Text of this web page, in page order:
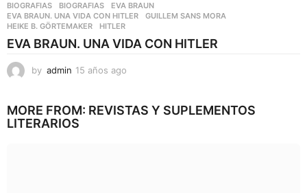
BIOGRAFIAS BIOGRAFIAS ,EVA BRAUN
EVA BRAUN. UNA VIDA CON HITLER
,GUILLEM SANS MORA
HEIKE B. GÖRTEMAKER
,HITLER
EVA BRAUN. UNA VIDA CON HITLER
by admin 15 años ago
ñ
MORE FROM: REVISTAS Y SUPLEMENTOS
LITERARIOS